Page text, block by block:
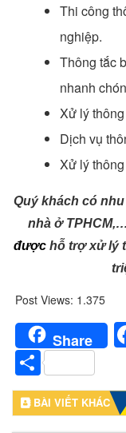
Thi công
nghiệp.
Thông tắc
nhanh
Xử lý
Dịch vụ
Xử lý
Quý khách có
nhà ở
được hỗ trợ xử lý
Post Views: 1.375
Share
Share
BÀI VIẾT KHÁC